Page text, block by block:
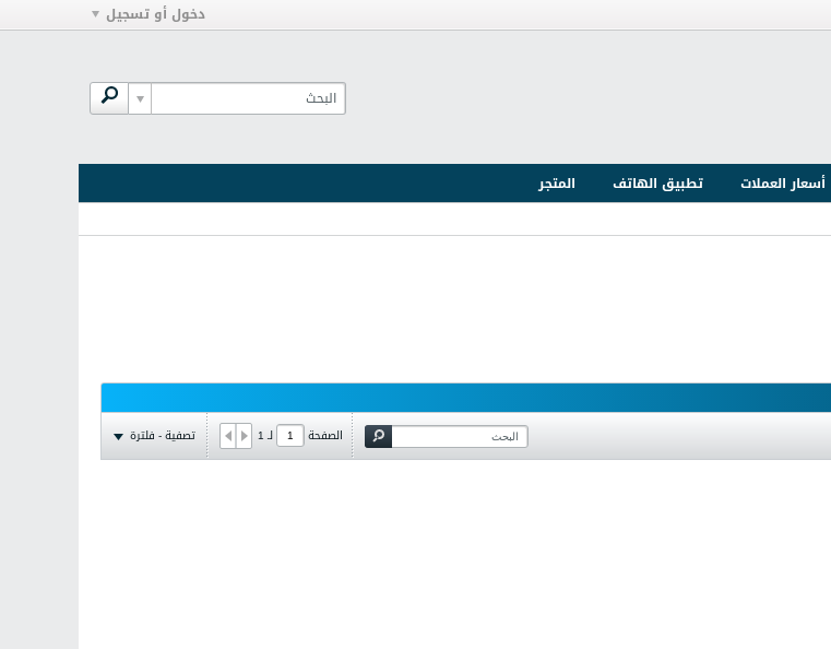
دخول أو تسجيل
أسعار العملات تطبيق الهاتف
المتجر
الصفحة لـ1 تصفية - فلترة